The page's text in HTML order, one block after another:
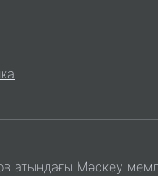
атындағы Мәскеу